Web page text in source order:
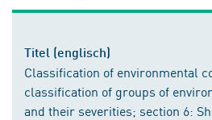
Titel (englisch)
Classification of environmental
classification of groups of
and their severities; section 6: